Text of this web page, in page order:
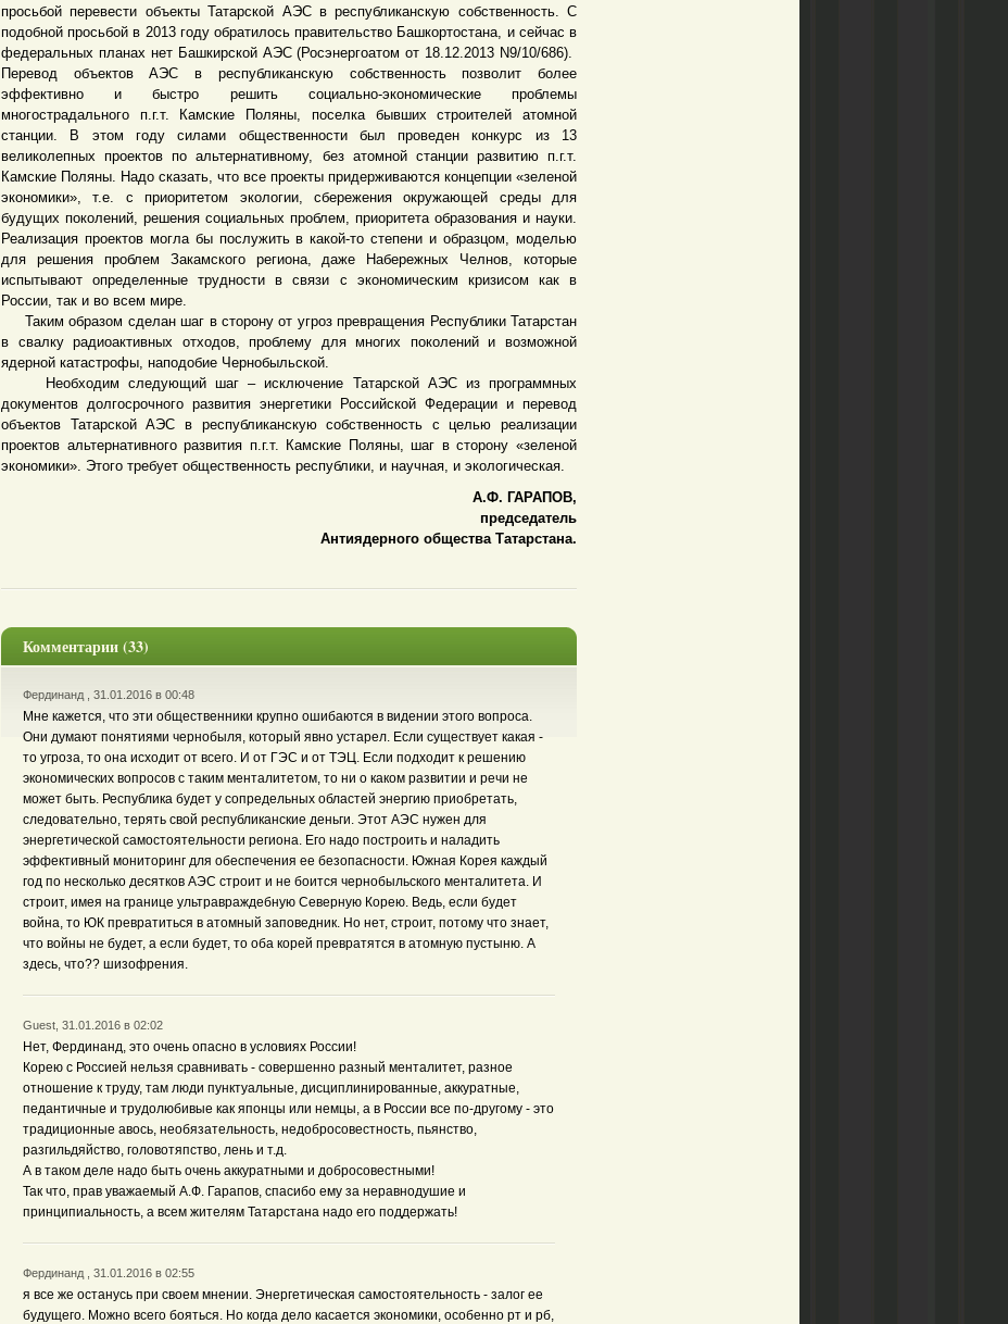
просьбой перевести объекты Татарской АЭС в республиканскую собственность. С
подобной просьбой в 2013 году обратилось правительство Башкортостана, и сейчас в
федеральных планах нет Башкирской АЭС (Росэнергоатом от 18.12.2013 N9/10/686).
Перевод объектов АЭС в республиканскую собственность позволит более
эффективно и быстро решить социально-экономические проблемы
многострадального п.г.т. Камские Поляны, поселка бывших строителей атомной
станции. В этом году силами общественности был проведен конкурс из 13
великолепных проектов по альтернативному, без атомной станции развитию п.г.т.
Камские Поляны. Надо сказать, что все проекты придерживаются концепции «зеленой
экономики», т.е. с приоритетом экологии, сбережения окружающей среды для
будущих поколений, решения социальных проблем, приоритета образования и науки.
Реализация проектов могла бы послужить в какой-то степени и образцом, моделью
для решения проблем Закамского региона, даже Набережных Челнов, которые
испытывают определенные трудности в связи с экономическим кризисом как в
России, так и во всем мире.
Таким образом сделан шаг в сторону от угроз превращения Республики Татарстан
в свалку радиоактивных отходов, проблему для многих поколений и возможной
ядерной катастрофы, наподобие Чернобыльской.
Необходим следующий шаг – исключение Татарской АЭС из программных
документов долгосрочного развития энергетики Российской Федерации и перевод
объектов Татарской АЭС в республиканскую собственность с целью реализации
проектов альтернативного развития п.г.т. Камские Поляны, шаг в сторону «зеленой
экономики». Этого требует общественность республики, и научная, и экологическая.
А.Ф. ГАРАПОВ,
председатель
Антиядерного общества Татарстана.
Комментарии (33)
Фердинанд , 31.01.2016 в 00:48
Мне кажется, что эти общественники крупно ошибаются в видении этого вопроса.
Они думают понятиями чернобыля, который явно устарел. Если существует какая -
то угроза, то она исходит от всего. И от ГЭС и от ТЭЦ. Если подходит к решению
экономических вопросов с таким менталитетом, то ни о каком развитии и речи не
может быть. Республика будет у сопредельных областей энергию приобретать,
следовательно, терять свой республиканские деньги. Этот АЭС нужен для
энергетической самостоятельности региона. Его надо построить и наладить
эффективный мониторинг для обеспечения ее безопасности. Южная Корея каждый
год по несколько десятков АЭС строит и не боится чернобыльского менталитета. И
строит, имея на границе ультравраждебную Северную Корею. Ведь, если будет
война, то ЮК превратиться в атомный заповедник. Но нет, строит, потому что знает,
что войны не будет, а если будет, то оба корей превратятся в атомную пустыню. А
здесь, что?? шизофрения.
Guest, 31.01.2016 в 02:02
Нет, Фердинанд, это очень опасно в условиях России!
Корею с Россией нельзя сравнивать - совершенно разный менталитет, разное
отношение к труду, там люди пунктуальные, дисциплинированные, аккуратные,
педантичные и трудолюбивые как японцы или немцы, а в России все по-другому - это
традиционные авось, необязательность, недобросовестность, пьянство,
разгильдяйство, головотяпство, лень и т.д.
А в таком деле надо быть очень аккуратными и добросовестными!
Так что, прав уважаемый А.Ф. Гарапов, спасибо ему за неравнодушие и
принципиальность, а всем жителям Татарстана надо его поддержать!
Фердинанд , 31.01.2016 в 02:55
я все же останусь при своем мнении. Энергетическая самостоятельность - залог ее
будущего. Можно всего бояться. Но когда дело касается экономики, особенно рт и рб,